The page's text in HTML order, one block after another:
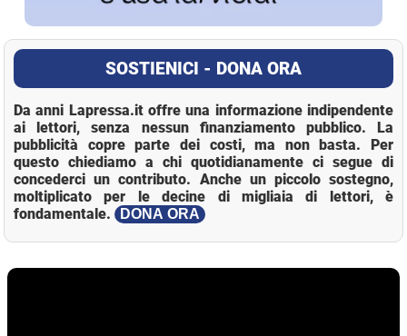
SOSTIENICI - DONA ORA
Da anni Lapressa.it offre una informazione indipendente
ai lettori, senza nessun finanziamento pubblico. La
pubblicità copre parte dei costi, ma non basta. Per
questo chiediamo a chi quotidianamente ci segue di
concederci un contributo. Anche un piccolo sostegno,
moltiplicato per le decine di migliaia di lettori, è
fondamentale.
DONA ORA